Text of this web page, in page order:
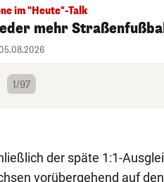
im "Heute"-Talk
mehr
1/97
der späte 1:1-
vorübergehend auf